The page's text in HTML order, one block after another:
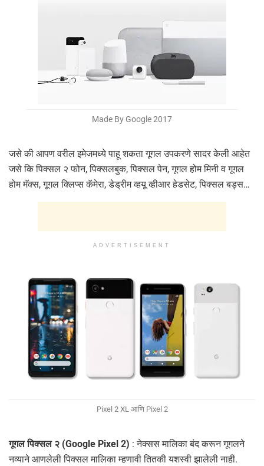
Made By Google 2017
जसे की आपण वरील इमेजमध्ये पाहू शकता गूगल उपकरणे सादर केली आहेत
जसे कि पिक्सल २ फोन, पिक्सलबुक, पिक्सल पेन, गूगल होम मिनी व गूगल
होम मॅक्स, गूगल क्लिप्स कॅमेरा, डेड्रीम व्हयू व्हीआर हेडसेट, पिक्सल बड्स…
ADVERTISEMENT
Pixel 2 XL आणि Pixel 2
गूगल पिक्सल २ (Google Pixel 2) : नेक्सस मालिका बंद करून गूगलने
नव्याने आणलेली पिक्सल मालिका म्हणावी तितकी यशस्वी झालेली नाही.